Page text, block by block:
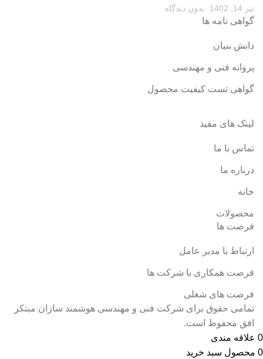
تیر 14, 1402 بدون دیدگاه
گواهی نامه ها
دانش بنیان
پروانه فنی و مهندسی
گواهی تست کیفیت محصول
لینک های مفید
تماس با ما
درباره ما
خانه
محصولات
فرصت ها
ارتباط با مدیر عامل
فرصت همکاری با شرکت ها
فرصت های شغلی
تمامی حقوق برای شرکت فنی و مهندسی هوشمند سازان مبتکر
افق محفوظ است.
0 علاقه مندی
0 محصول سبد خرید